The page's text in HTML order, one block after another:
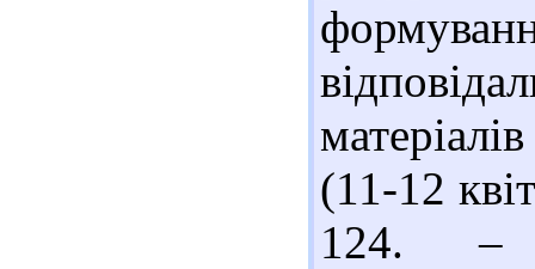
(11-12
124. –